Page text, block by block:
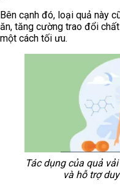
Bên cạnh đó, loại quả này
ăn, tăng cường trao đổi
một cách tối ưu.
Tác dụng của quả
và hỗ trợ